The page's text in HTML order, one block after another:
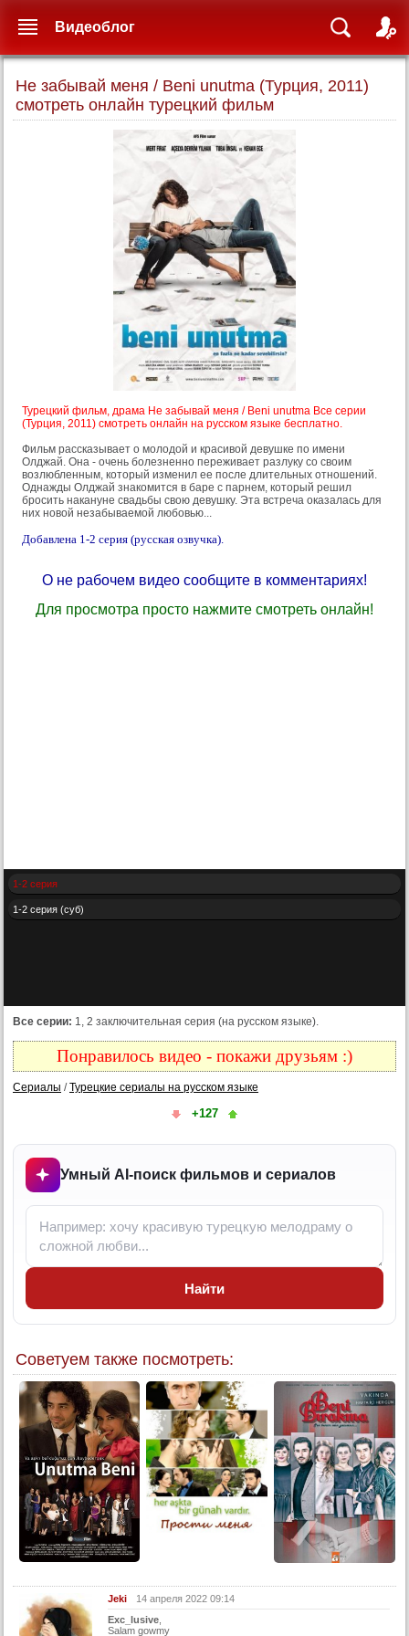
Не забывай меня / Beni unutma (Турция, 2011)
смотреть онлайн турецкий фильм
Турецкий фильм, драма Не забывай меня / Beni unutma Все серии
(Турция, 2011) смотреть онлайн на русском языке бесплатно.
Фильм рассказывает о молодой и красивой девушке по имени
Олджай. Она - очень болезненно переживает разлуку со своим
возлюбленным, который изменил ее после длительных отношений.
Однажды Олджай знакомится в баре с парнем, который решил
бросить накануне свадьбы свою девушку. Эта встреча оказалась для
них новой незабываемой любовью...
Добавлена 1-2 серия (русская озвучка).
О не рабочем видео сообщите в комментариях!
Для просмотра просто нажмите смотреть онлайн!
1-2 серия
1-2 серия (суб)
Все серии: 1, 2 заключительная серия (на русском языке).
Понравилось видео - покажи друзьям :)
Сериалы /Турецкие сериалы на русском языке
+127
Умный AI-поиск фильмов и сериалов
Найти
Советуем также посмотреть:
Jeki
14 апреля 2022 09:14
Exc_lusive
Salam gowmy
Видеоблог